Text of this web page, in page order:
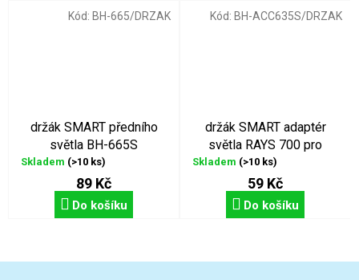
držák SMART předního
světla BH-665S
Skladem (>10 ks)
89 Kč
Do košíku
Kód: BH-665/DRZAK
držák SMART adaptér
světla RAYS 700 pro
držáky Garmin
Skladem (>10 ks)
59 Kč
Do košíku
Kód: BH-ACC635S/DRZAK